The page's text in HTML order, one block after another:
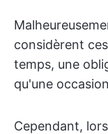
considèrent
temps, une
qu'une
Cependant,